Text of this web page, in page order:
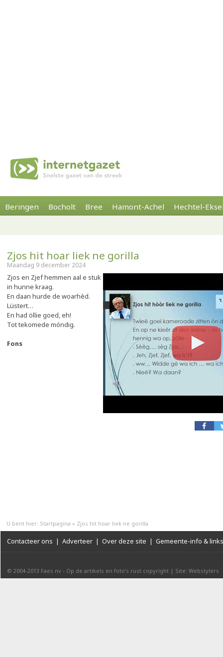
Beringen Bocholt Bree Hamont-Achel Hechtel-
Zjos hit hoar liek ne gorilla
Maandag 9 december 2024
Zjos en Zjef hemmen aal e stuk
in hunne kraag.
En daan hurde de woarhèd.
Lüstert…
En had öllie goed, eh!
Tot tekomede móndig.
Fons
U bent hier: Startpagina » Zjos hit hoar liek ne gorilla
Contacteer ons | Adverteer | Over deze site | Gemeente-info & links
© 2004-2013 Faes nv - Op de artikels en foto’s rust copyright | Site: Webstylers